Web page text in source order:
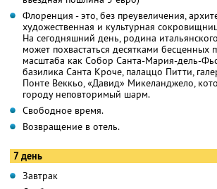
Флоренция - это, без преувеличения,
художественная и культурная
На сегодняшний день, родина
может похвастаться десятками бесценных
масштаба как Собор Санта-Мария-дель-
базилика Санта Кроче, палаццо Питти,
Понте Веккьо, «Давид» Микеланджело,
городу неповторимый шарм.
Свободное время.
Возвращение в отель.
7 день
Завтрак